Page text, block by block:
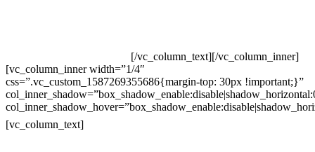
[/vc_column_text][/vc_column_inner]
[vc_column_inner width=”1/4″
css=”.vc_custom_1587269355686{margin-top: 30px !important;}”
[vc_column_text]